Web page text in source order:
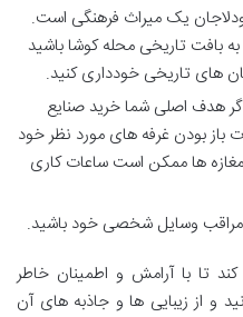
یک میراث فرهنگی است.
بافت تاریخی محله کوشا باشید
های تاریخی خودداری کنید.
هدف اصلی شما خرید صنایع
بودن غرفه های مورد نظر خود
مغازه ها ممکن است ساعات کاری
مراقب وسایل شخصی خود باشید.
تا با آرامش و اطمینان خاطر
و از زیبایی ها و جاذبه های آن